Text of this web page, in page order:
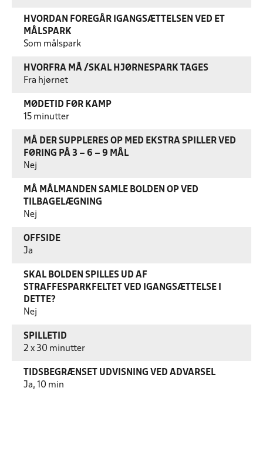
HVORDAN FOREGÅR IGANGSÆTTELSEN VED ET
MÅLSPARK
Som målspark
HVORFRA MÅ /SKAL HJØRNESPARK TAGES
Fra hjørnet
MØDETID FØR KAMP
15 minutter
MÅ DER SUPPLERES OP MED EKSTRA SPILLER VED
FØRING PÅ 3 – 6 – 9 MÅL
Nej
MÅ MÅLMANDEN SAMLE BOLDEN OP VED
TILBAGELÆGNING
Nej
OFFSIDE
Ja
SKAL BOLDEN SPILLES UD AF
STRAFFESPARKFELTET VED IGANGSÆTTELSE I
DETTE?
Nej
SPILLETID
2 x 30 minutter
TIDSBEGRÆNSET UDVISNING VED ADVARSEL
Ja, 10 min